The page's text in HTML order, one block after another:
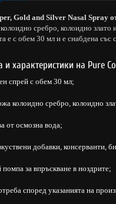
Gold and Silver Nasal Spray
сребро, колоидно злато
е с обем 30 мл и е снабдена
и характеристики на Pure
спрей с обем 30 мл;
колоидно сребро, колоидно
от осмозна вода;
добавки, консерванти,
помпа за впръскване в ноздрите;
според указанията на